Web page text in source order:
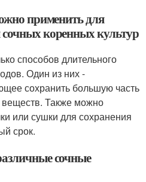
применить для
коренных культур
способов длительного
Один из них -
сохранить большую часть
веществ. Также можно
или сушки для сохранения
срок.
сочные